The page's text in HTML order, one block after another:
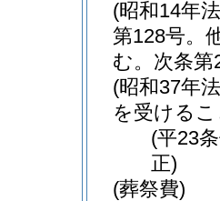
(昭和14年
第128号。
む。次条
(昭和37年
を受ける
(平23
正)
(葬祭費)